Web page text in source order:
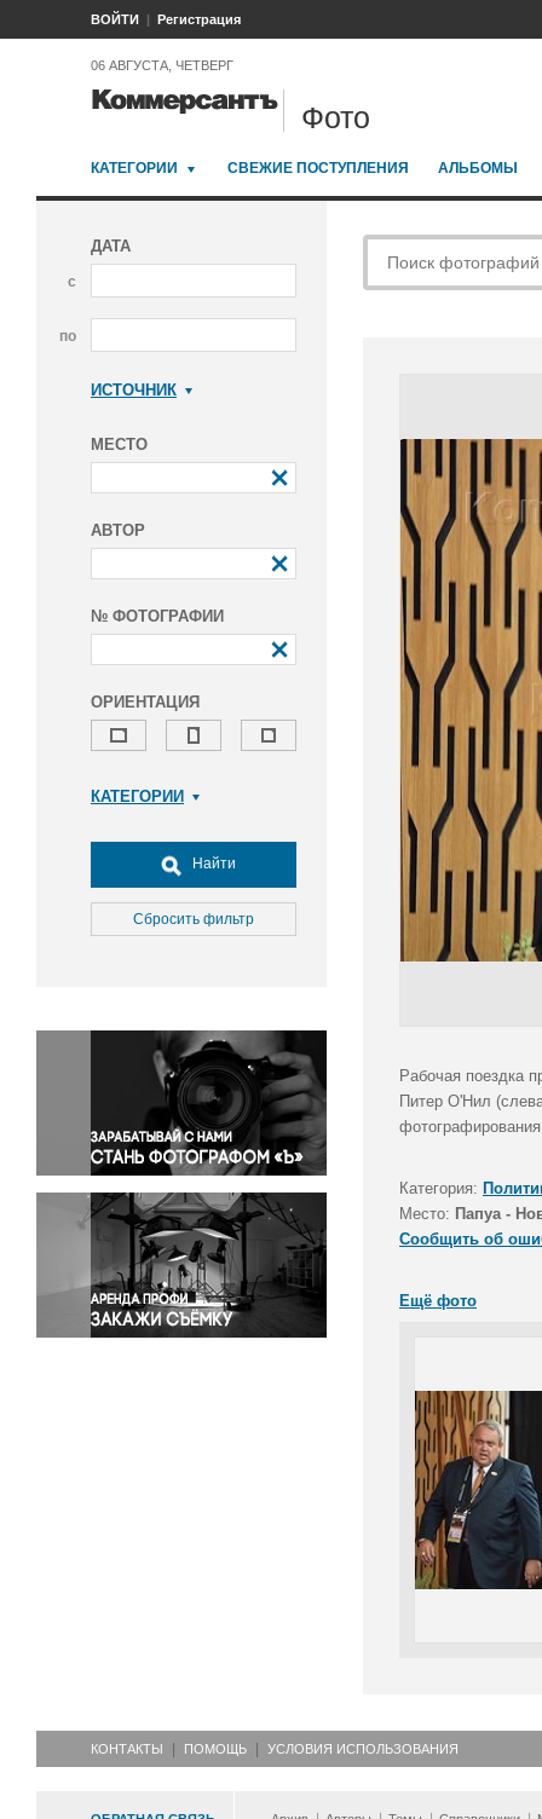
ВОЙТИ Регистрация
06 АВГУСТА, ЧЕТВЕРГ
Фото
КАТЕГОРИИ СВЕЖИЕ ПОСТУПЛЕНИЯ АЛЬБОМЫ
ДАТА
с
по
ИСТОЧНИК
МЕСТО
АВТОР
№ ФОТОГРАФИИ
ОРИЕНТАЦИЯ
КАТЕГОРИИ
Досуг, туризм и отдых
Культура
Медицина
Окружающая среда
Политика
Правосудие
Происшествия и конфликты
Религия
Светская жизнь
Спорт
Экология
Экономика и бизнес
Найти
Сбросить фильтр
Рабочая поездка
Питер О'Нил
Категория:
Место: Папуа -
Сообщить об
Ещё фото
КОНТАКТЫ ПОМОЩЬ УСЛОВИЯ ИСПОЛЬЗОВАНИЯ